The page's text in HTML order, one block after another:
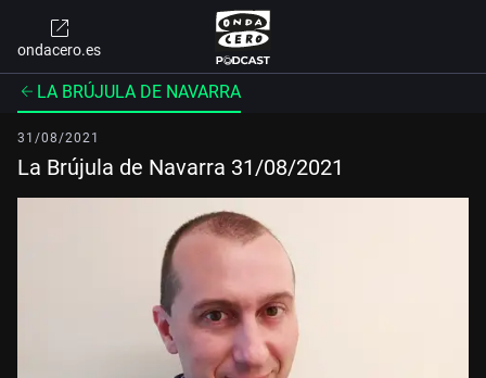
ondacero.es
LA BRÚJULA DE NAVARRA
31/08/2021
La Brújula de Navarra 31/08/2021